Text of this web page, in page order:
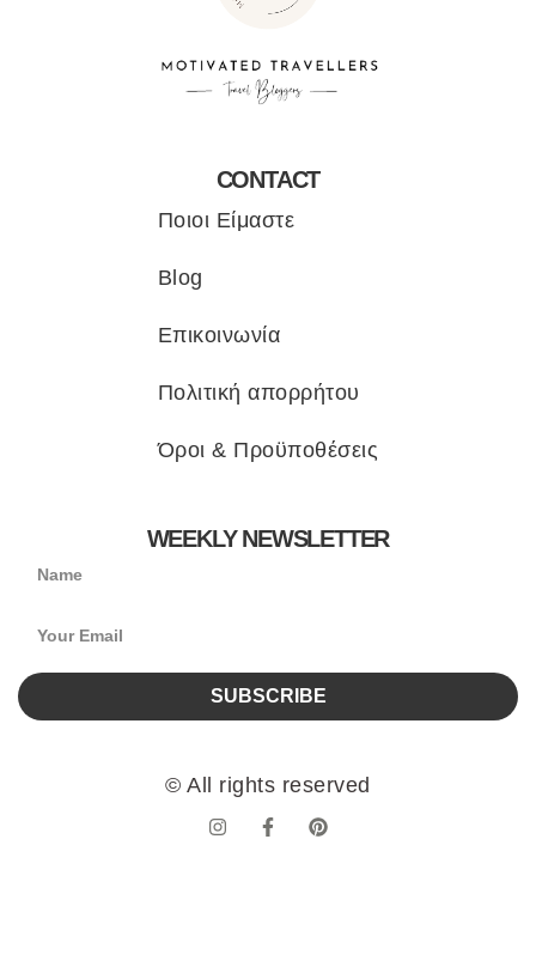
CONTACT
Ποιοι Είμαστε
Blog
Επικοινωνία
Πολιτική απορρήτου
Όροι & Προϋποθέσεις
WEEKLY NEWSLETTER
SUBSCRIBE
© All rights reserved